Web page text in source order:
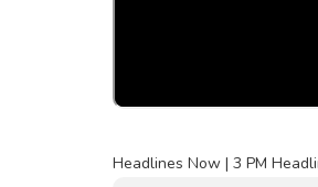
Headlines Now | 3 PM